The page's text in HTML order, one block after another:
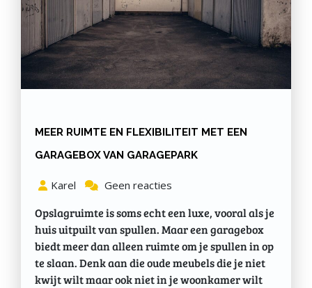
MEER RUIMTE EN FLEXIBILITEIT MET EEN
GARAGEBOX VAN GARAGEPARK
Karel Geen reacties
Opslagruimte is soms echt een luxe, vooral als je
huis uitpuilt van spullen. Maar een garagebox
biedt meer dan alleen ruimte om je spullen in op
te slaan. Denk aan die oude meubels die je niet
kwijt wilt maar ook niet in je woonkamer wilt